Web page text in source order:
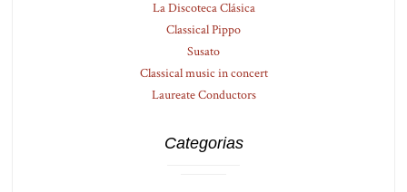
La Discoteca Clásica
Classical Pippo
Susato
Classical music in concert
Laureate Conductors
Categorias